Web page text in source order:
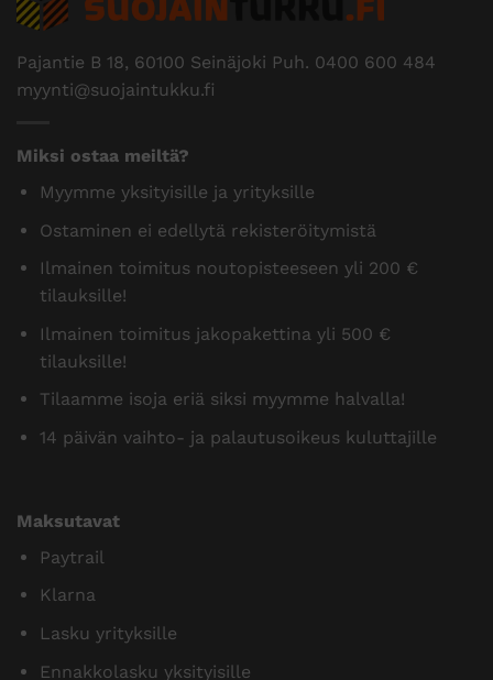
Pajantie B 18, 60100 Seinäjoki Puh. 0400 600 484
myynti@suojaintukku.fi
Miksi ostaa meiltä?
Myymme yksityisille ja yrityksille
Ostaminen ei edellytä rekisteröitymistä
Ilmainen toimitus noutopisteeseen yli 200 €
tilauksille!
Ilmainen toimitus jakopakettina yli 500 €
tilauksille!
Tilaamme isoja eriä siksi myymme halvalla!
14 päivän vaihto- ja palautusoikeus kuluttajille
Maksutavat
Paytrail
Klarna
Lasku yrityksille
Ennakkolasku yksityisille